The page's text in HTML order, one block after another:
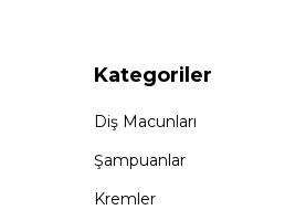
Kategoriler
Diş Macunları
Şampuanlar
Kremler